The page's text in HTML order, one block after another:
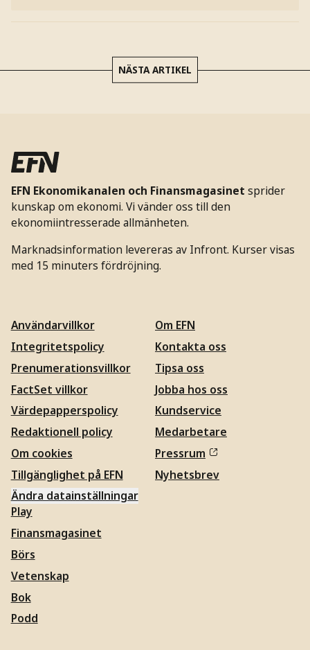
NÄSTA ARTIKEL
EFN Ekonomikanalen och Finansmagasinet sprider
kunskap om ekonomi. Vi vänder oss till den
ekonomiintresserade allmänheten.
Marknadsinformation levereras av Infront. Kurser visas
med 15 minuters fördröjning.
Användarvillkor
Integritetspolicy
Prenumerationsvillkor
FactSet villkor
Värdepapperspolicy
Redaktionell policy
Om cookies
Tillgänglighet på EFN
Ändra datainställningar
Om EFN
Kontakta oss
Tipsa oss
Jobba hos oss
Kundservice
Medarbetare
Pressrum
Nyhetsbrev
Play
Finansmagasinet
Börs
Vetenskap
Bok
Podd